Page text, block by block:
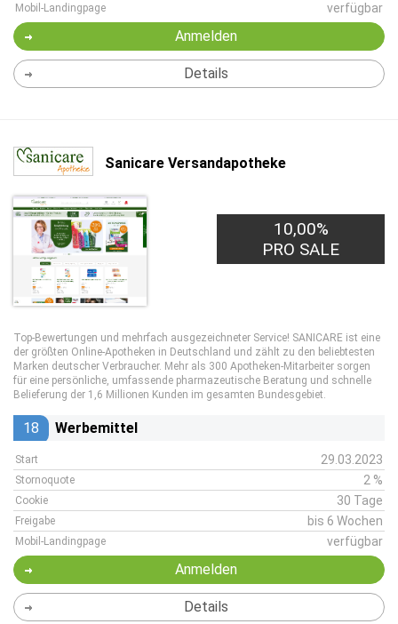
Mobil-Landingpage verfügbar
Anmelden
Details
Sanicare Versandapotheke
10,00%
PRO SALE
Top-Bewertungen und mehrfach ausgezeichneter Service! SANICARE ist eine
der größten Online-Apotheken in Deutschland und zählt zu den beliebtesten
Marken deutscher Verbraucher. Mehr als 300 Apotheken-Mitarbeiter sorgen
für eine persönliche, umfassende pharmazeutische Beratung und schnelle
Belieferung der 1,6 Millionen Kunden im gesamten Bundesgebiet.
18 Werbemittel
Start 29.03.2023
Stornoquote 2 %
Cookie 30 Tage
Freigabe bis 6 Wochen
Mobil-Landingpage verfügbar
Anmelden
Details